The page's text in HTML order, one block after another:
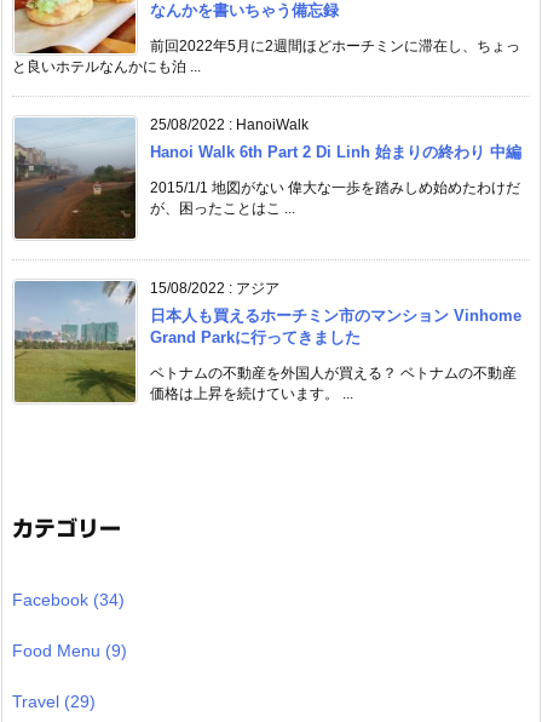
なんかを書いちゃう備忘録
前回2022年5月に2週間ほどホーチミンに滞在し、ちょっ
と良いホテルなんかにも泊 ...
25/08/2022 : HanoiWalk
Hanoi Walk 6th Part 2 Di Linh 始まりの終わり 中編
2015/1/1 地図がない 偉大な一歩を踏みしめ始めたわけだ
が、困ったことはこ ...
15/08/2022 : アジア
日本人も買えるホーチミン市のマンション Vinhome
Grand Parkに行ってきました
ベトナムの不動産を外国人が買える？ ベトナムの不動産
価格は上昇を続けています。 ...
カテゴリー
Facebook (34)
Food Menu (9)
Travel (29)